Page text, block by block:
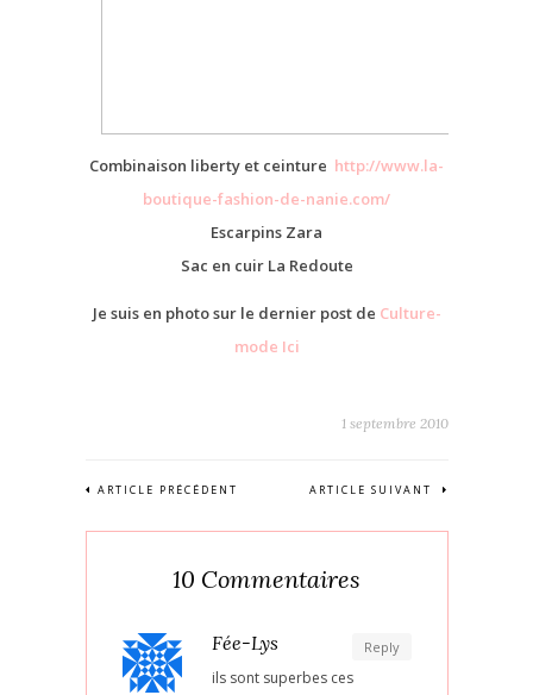
Combinaison liberty et ceinture http://www.la-
boutique-fashion-de-nanie.com/
Escarpins Zara
Sac en cuir La Redoute
Je suis en photo sur le dernier post de Culture-
mode Ici
1 septembre 2010
ARTICLE PRÉCÉDENT ARTICLE SUIVANT
10 Commentaires
Reply
Fée-Lys
ils sont superbes ces